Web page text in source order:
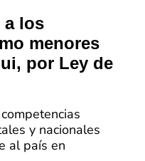
a los
menores
por Ley de
y nacionales
al país en